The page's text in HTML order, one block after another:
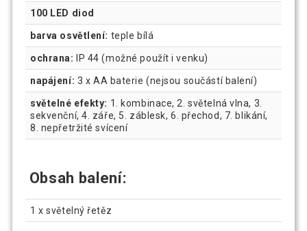
100 LED diod
barva osvětlení: teple bílá
ochrana: IP 44 (možné použít i venku)
napájení: 3 x AA baterie (nejsou součástí balení)
světelné efekty: 1. kombinace, 2. světelná vlna, 3.
sekvenční, 4. záře, 5. záblesk, 6. přechod, 7. blikání,
8. nepřetržité svícení
Obsah balení:
1 x světelný řetěz